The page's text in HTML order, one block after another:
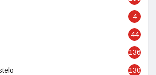
4
44
136
130